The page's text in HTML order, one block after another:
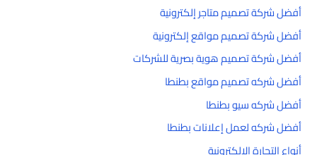
أفضل شركة تصميم متاجر إلكترونية
أفضل شركة تصميم مواقع إلكترونية
أفضل شركة تصميم هوية بصرية للشركات
أفضل شركه تصميم مواقع بطنطا
أفضل شركه سيو بطنطا
أفضل شركه لعمل إعلانات بطنطا
أنواع التجارة الإلكترونية